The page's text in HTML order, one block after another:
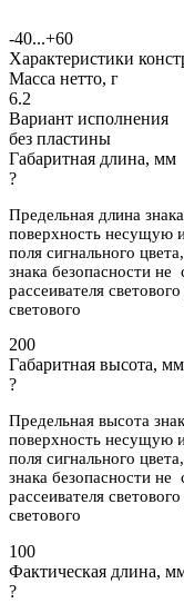
-40...+60
Характеристики
Масса нетто, г
6.2
Вариант исполнения
без пластины
Габаритная длина, мм
?
Предельная длина
поверхность несущую
поля сигнального
знака безопасности
рассеивателя
светового
200
Габаритная высота, мм
?
Предельная высота
поверхность несущую
поля сигнального
знака безопасности
рассеивателя
светового
100
Фактическая длина,
?